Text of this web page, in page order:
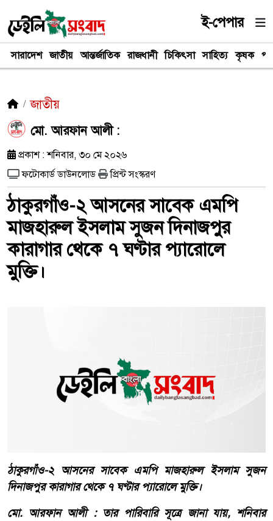
ই-পেপার
সারাদেশ জাতীয় আন্তর্জাতিক রাজধানী চিকিৎসা সাহিত্য কৃষক
জাতীয়
মো. আরফান আলী :
প্রকাশ : শনিবার, ৩০ মে ২০২৬
ফটোকার্ড ডাউনলোড
প্রিন্ট সংস্করণ
ঠাকুরগাঁও-২ আসনের সাবেক এমপি
মাজহারুল ইসলাম সুজন দিনাজপুর
কারাগার থেকে ৭ ঘণ্টার প্যারোলে
মুক্তি।
ঠাকুরগাঁও-২ আসনের সাবেক এমপি মাজহারুল ইসলাম সুজন
দিনাজপুর কারাগার থেকে ৭ ঘণ্টার প্যারোলে মুক্তি।
মো. আরফান আলী : তার পারিবারি সূত্রে জানা যায়, শনিবার